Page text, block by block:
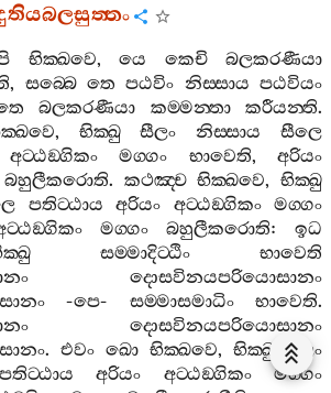
භික‍්ඛවෙ,යෙ කෙචි
බලකරණීයා
, සබ‍්බෙ තෙ පඨවිං නිස‍්සාය පඨවියං
බලකරණීයා කම‍්මන‍්තා කරීයන‍්ති.
, භික‍්ඛු සීලං නිස‍්සාය
සීලෙ
අට‍්ඨඞ‍්ගිකං මග‍්ගං භාවෙති,අරියං
බහුලීකරොති. කථඤ‍්ච භික‍්ඛවෙ,භික‍්ඛු
පතිට‍්ඨාය අරියං අට‍්ඨඞ‍්ගිකං
මග‍්ගං
මග‍්ගං බහුලීකරොති: ඉධ
සම‍්මාදිට‍්ඨිං
භාවෙති
දොසවිනයපරියොසානං
-පෙ- සම‍්මාසමාධිං භාවෙති.
දොසවිනයපරියොසානං
. එවං ඛො භික‍්ඛවෙ, භික‍්ඛු
සීලං
පතිට‍්ඨාය අරියං අට‍්ඨඞ‍්ගිකං
මග‍්ගං